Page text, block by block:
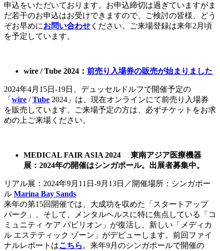
申込をいただいております。お申込締切は過ぎていますがま
だ若干のお申込はお受けできますので、ご検討の皆様、どう
ぞお早めにお問い合わせ ください。ご来場登録は来年2月頃
を予定しています。
wire / Tube 2024： 前売り入場券の販売が始まりました
2024年4月15日-19日、デュッセルドルフで開催予定の
「 wire /Tube 2024」は、現在オンラインにて前売り入場券
を販売しています。ご来場予定の方は、必ずチケットをお求
めの上ご来場ください。
MEDICAL FAIR ASIA 2024
東南アジア医療機器
展： 2024年の開催はシンガポール。出展者募集中。
リアル展：2024年9月11日-9月13日／開催場所：シンガポー
ル Marina Bay Sands
来年の第15回開催では、大成功を収めた「スタートアップ
パーク」、そして、メンタルヘルスに特に焦点している「コ
ミュニティ ケア パビリオン」が復活し、新しい「メディカ
ル エステティック ゾーン」がデビューします。前回ファイ
ナルレポートはこちら。来年9月のシンガポールで開催の